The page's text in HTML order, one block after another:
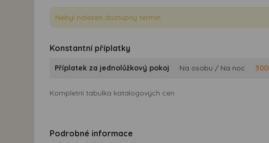
Nebyl nalezen dostupný termín.
Konstantní příplatky
Příplatek za jednolůžkový pokoj Na osobu / Na noc 300
Kompletní tabulka katalogových cen
Podrobné informace